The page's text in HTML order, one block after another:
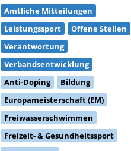
Leistungssport
Offene Stellen
Verantwortung
Verbandsentwicklung
Anti-Doping
Bildung
Europameisterschaft (EM)
Freiwasserschwimmen
Freizeit- & Gesundheitssport
Masterssport